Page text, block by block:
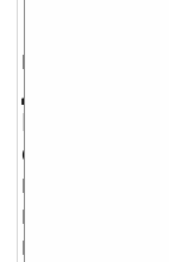
—
которую
для
Вы
ими с
готовые
интернете.